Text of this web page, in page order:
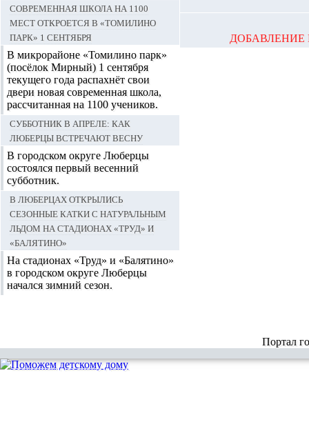
ДОБАВЛЕНИЕ
Современная школа на 1100
мест откроется в «Томилино
парк» 1 сентября
В микрорайоне «Томилино парк»
(посёлок Мирный) 1 сентября
текущего года распахнёт свои
двери новая современная школа,
рассчитанная на 1100 учеников.
Субботник в апреле: как
Люберцы встречают весну
В городском округе Люберцы
состоялся первый весенний
субботник.
В Люберцах открылись
сезонные катки с натуральным
льдом на стадионах «Труд» и
«Балятино»
На стадионах «Труд» и «Балятино»
в городском округе Люберцы
начался зимний сезон.
Портал